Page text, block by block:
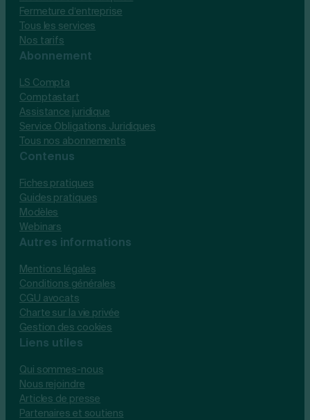
Fermeture d’entreprise
Tous les services
Nos tarifs
Abonnement
LS Compta
Comptastart
Assistance juridique
Service Obligations Juridiques
Tous nos abonnements
Contenus
Fiches pratiques
Guides pratiques
Modèles
Webinars
Autres informations
Mentions légales
Conditions générales
CGU avocats
Charte sur la vie privée
Gestion des cookies
Liens utiles
Qui sommes-nous
Nous rejoindre
Articles de presse
Partenaires et soutiens